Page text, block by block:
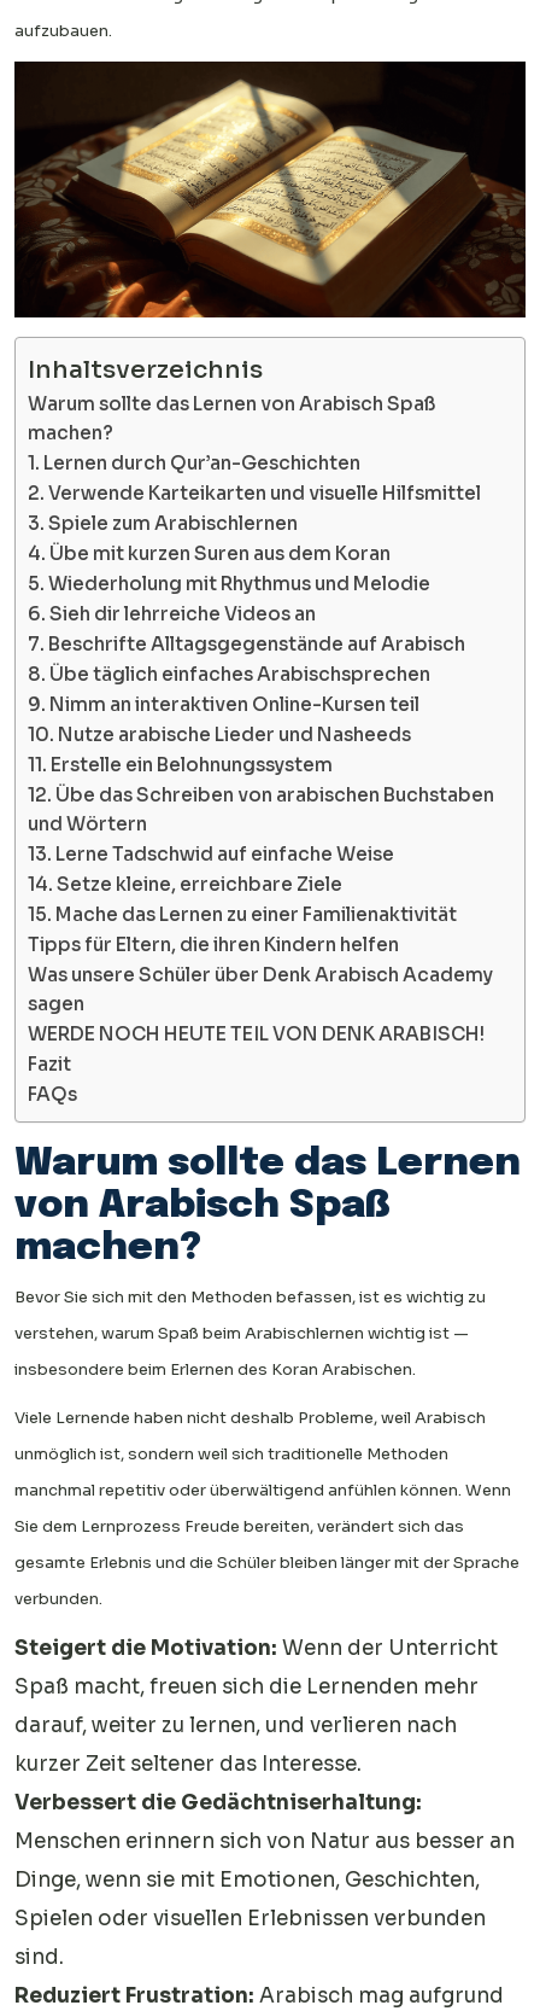
aufzubauen.
Inhaltsverzeichnis
Warum sollte das Lernen von Arabisch Spaß
machen?
1. Lernen durch Qur’an-Geschichten
2. Verwende Karteikarten und visuelle Hilfsmittel
3. Spiele zum Arabischlernen
4. Übe mit kurzen Suren aus dem Koran
5. Wiederholung mit Rhythmus und Melodie
6. Sieh dir lehrreiche Videos an
7. Beschrifte Alltagsgegenstände auf Arabisch
8. Übe täglich einfaches Arabischsprechen
9. Nimm an interaktiven Online-Kursen teil
10. Nutze arabische Lieder und Nasheeds
11. Erstelle ein Belohnungssystem
12. Übe das Schreiben von arabischen Buchstaben
und Wörtern
13. Lerne Tadschwid auf einfache Weise
14. Setze kleine, erreichbare Ziele
15. Mache das Lernen zu einer Familienaktivität
Tipps für Eltern, die ihren Kindern helfen
Was unsere Schüler über Denk Arabisch Academy
sagen
WERDE NOCH HEUTE TEIL VON DENK ARABISCH!
Fazit
FAQs
Warum sollte das Lernen
von Arabisch Spaß
machen?
Bevor Sie sich mit den Methoden befassen, ist es wichtig zu
verstehen, warum Spaß beim Arabischlernen wichtig ist —
insbesondere beim Erlernen des Koran Arabischen.
Viele Lernende haben nicht deshalb Probleme, weil Arabisch
unmöglich ist, sondern weil sich traditionelle Methoden
manchmal repetitiv oder überwältigend anfühlen können. Wenn
Sie dem Lernprozess Freude bereiten, verändert sich das
gesamte Erlebnis und die Schüler bleiben länger mit der Sprache
verbunden.
Steigert die Motivation: Wenn der Unterricht
Spaß macht, freuen sich die Lernenden mehr
darauf, weiter zu lernen, und verlieren nach
kurzer Zeit seltener das Interesse.
Verbessert die Gedächtniserhaltung:
Menschen erinnern sich von Natur aus besser an
Dinge, wenn sie mit Emotionen, Geschichten,
Spielen oder visuellen Erlebnissen verbunden
sind.
Reduziert Frustration: Arabisch mag aufgrund